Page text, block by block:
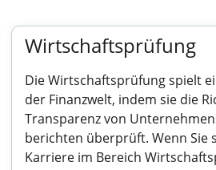
Wirtschaftsprüfung
Die Wirtschaftsprüfung spielt
der Finanzwelt, indem sie die
Transparenz von
berichten überprüft. Wenn Sie
Karriere im Bereich